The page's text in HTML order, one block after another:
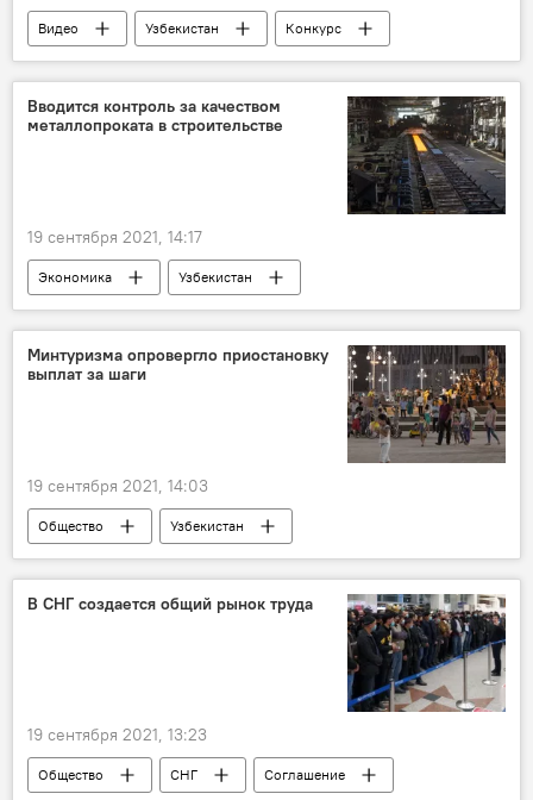
Видео Узбекистан
Конкурс
вокал
Ты Супер
Вводится контроль за качеством
металлопроката в строительстве
19 сентября 2021, 14:17
Экономика
Узбекистан
законодательство
промышленность
Минтуризма опровергло приостановку
выплат за шаги
19 сентября 2021, 14:03
Общество
Узбекистан
здоровый образ жизни
Спорт
В СНГ создается общий рынок труда
19 сентября 2021, 13:23
Общество СНГ
Соглашение